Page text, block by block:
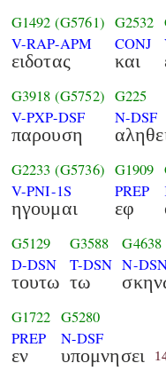
G1492 (G5761)
V-RAP-APM
ειδοτας
G2532
CONJ
και
G3918 (G5752)
V-PXP-DSF
παρουση
G225
N-DSF
G2233 (G5736)
V-PNI-1S
ηγουμαι
G1909
PREP
εφ
G5129
D-DSN
τουτω
G3588
T-DSN
τω
G4638
N-
G1722
PREP
εν
G5280
N-DSF
υπομνησει